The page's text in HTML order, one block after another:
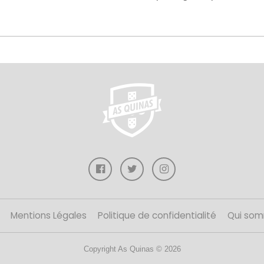
Mentions Légales Politique de confidentialité Qui
Copyright As Quinas © 2026